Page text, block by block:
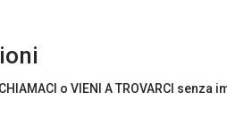
o VIENI A TROVARCI senza